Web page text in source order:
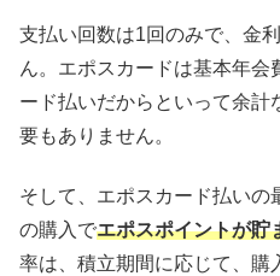
支払い回数は1回のみで、金
ん。エポスカードは基本年会
ード払いだからといって余
要もありません。
そして、エポスカード払いの
の購入でエポスポイントが貯
率は、積立期間に応じて、購